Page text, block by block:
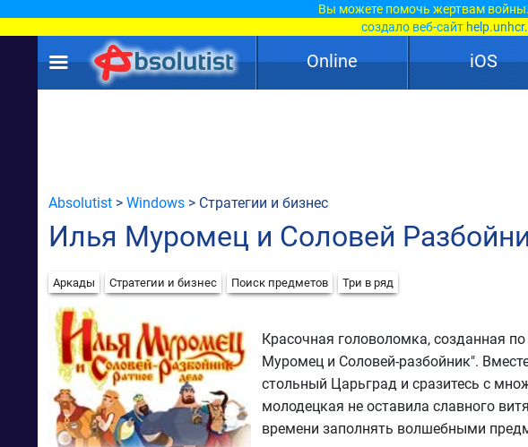
Вы можете помочь жертвам
создало веб-сайт
Online iOS
Absolutist > Windows > Стратегии и бизнес
Илья Муромец и Соловей
Аркады Стратегии и бизнес Поиск предметов Три в ряд
Красочная головоломка, созданная
Муромец и Соловей-разбойник".
стольный Царьград и сразитесь с
молодецкая не оставила славного
времени заполнять волшебными